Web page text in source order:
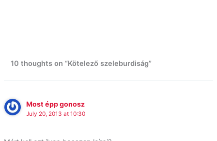
10 thoughts on “Kötelező szeleburdiság”
Most épp gonosz
July 20, 2013 at 10:30